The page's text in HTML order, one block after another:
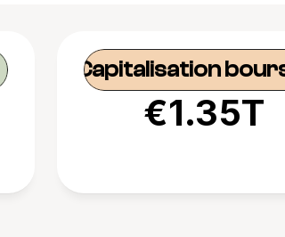
Capitalisation
€1.35T